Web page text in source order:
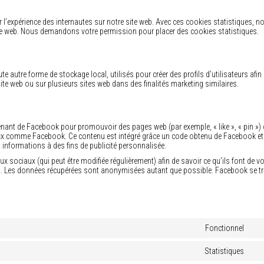
des internautes sur notre site web. Avec ces cookies statistiques,
Nous demandons votre permission pour placer des cookies statistiques.
autre forme de stockage local, utilisés pour créer des profils d’utilisateurs afin
web ou sur plusieurs sites web dans des finalités marketing similaires.
de Facebook pour promouvoir des pages web (par exemple, « like », « pin »)
comme Facebook. Ce contenu est intégré grâce un code obtenu de Facebook
à des fins de publicité personnalisée.
sociaux (qui peut être modifiée régulièrement) afin de savoir ce qu’ils font de
données récupérées sont anonymisées autant que possible. Facebook se
Fonctionnel
Statistiques